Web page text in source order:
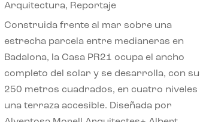
Arquitectura, Reportaje
Construida frente al mar sobre una
estrecha parcela entre medianeras en
Badalona, la Casa PR21 ocupa el ancho
completo del solar y se desarrolla, con
250 metros cuadrados, en cuatro niveles
una terraza accesible. Diseñada por